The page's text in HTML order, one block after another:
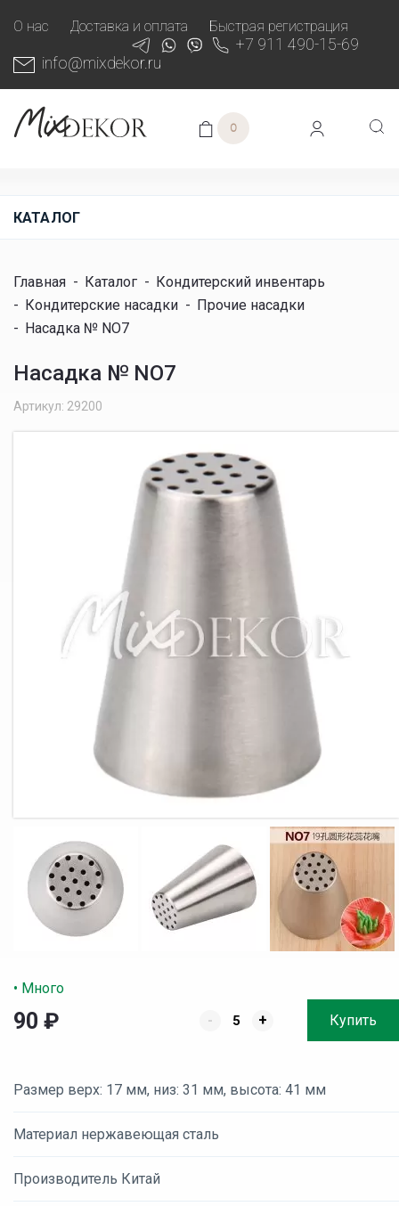
О нас Доставка и оплата Быстрая регистрация
+7 911 490-15-69
info@mixdekor.ru
0
КАТАЛОГ
Главная - Каталог - Кондитерский инвентарь
- Кондитерские насадки - Прочие насадки
- Насадка № NO7
Насадка № NO7
Артикул: 29200
• Много
90 ₽ - + Купить
Размер верх: 17 мм, низ: 31 мм, высота: 41 мм
Материал нержавеющая сталь
Производитель Китай